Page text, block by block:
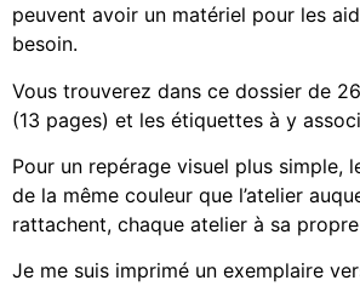
peuvent avoir un matériel pour les
besoin.
Vous trouverez dans ce dossier de
(13 pages) et les étiquettes à y
Pour un repérage visuel plus simple,
de la même couleur que l’atelier
rattachent, chaque atelier à sa
Je me suis imprimé un exemplaire